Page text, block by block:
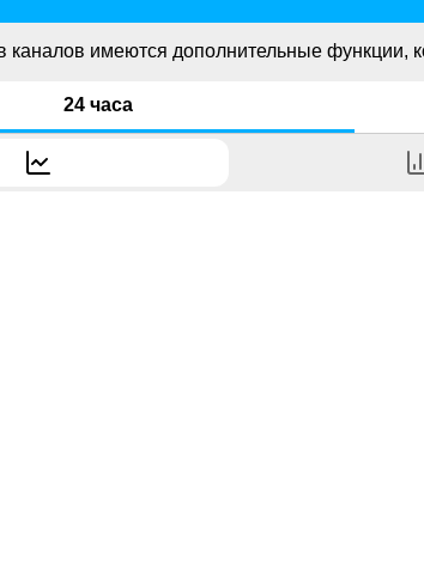
каналов имеются дополнительные функции,
24 часа